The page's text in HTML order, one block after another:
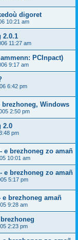
digoret
10:21 am
2.0.1
11:27 am
PCInpact)
9:17 am
6:42 pm
brezhoneg, Windows
2:50 pm
2.0
pm
e brezhoneg zo amañ
10:01 am
e brezhoneg zo amañ
5:17 pm
e brezhoneg amañ
9:28 am
2:23 pm